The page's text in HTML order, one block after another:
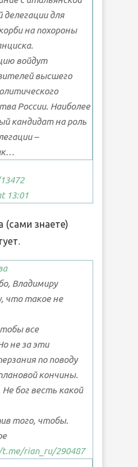
делегации для
на похороны
войдут
высшего
России. Наиболее
кандидат на роль
–
13:01
(сами знаете)
Владимиру
что такое не
все
не за эти
по поводу
кончины.
бог весть какой
того, чтобы.
rian_ru/290487